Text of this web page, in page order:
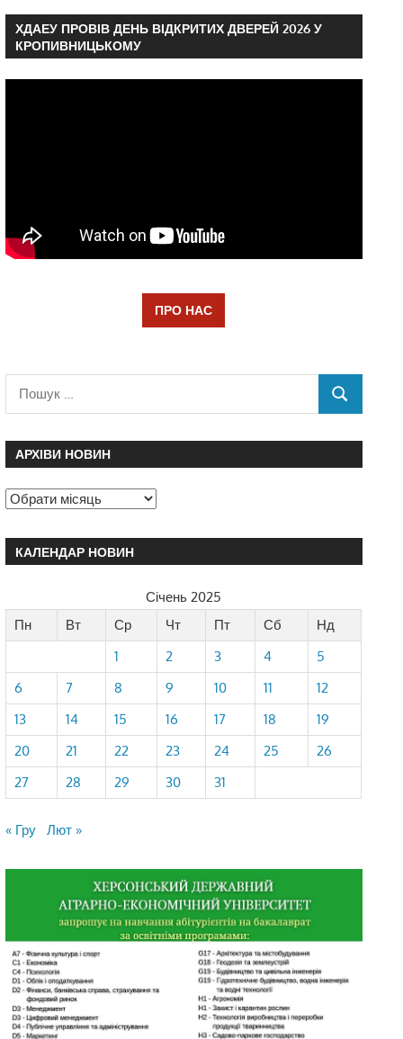
ХДАЕУ ПРОВІВ ДЕНЬ ВІДКРИТИХ ДВЕРЕЙ 2026 У
КРОПИВНИЦЬКОМУ
ПРО НАС
АРХІВИ НОВИН
КАЛЕНДАР НОВИН
Січень 2025
Пн
Вт Ср Чт Пт Сб
Нд
1
2 3 4
5
6
7 8 9 10 11
12
13
14 15 16 17 18
19
20
21 22 23 24 25
26
27
28 29 30 31
« Гру Лют »